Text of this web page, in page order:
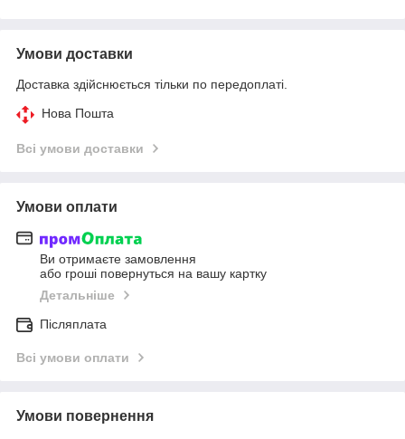
Умови доставки
Доставка здійснюється тільки по передоплаті.
Нова Пошта
Всі умови доставки
Умови оплати
Ви отримаєте замовлення
або гроші повернуться на вашу картку
Детальніше
Післяплата
Всі умови оплати
Умови повернення